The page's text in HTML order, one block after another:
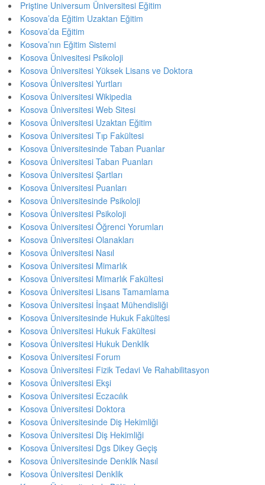
Priştine Universum Üniversitesi Eğitim
Kosova’da Eğitim Uzaktan Eğitim
Kosova’da Eğitim
Kosova’nın Eğitim Sistemi
Kosova Ünivesitesi Psikoloji
Kosova Üniversitesi Yüksek Lisans ve Doktora
Kosova Üniversitesi Yurtları
Kosova Üniversitesi Wikipedia
Kosova Üniversitesi Web Sitesi
Kosova Üniversitesi Uzaktan Eğitim
Kosova Üniversitesi Tıp Fakültesi
Kosova Üniversitesinde Taban Puanlar
Kosova Üniversitesi Taban Puanları
Kosova Üniversitesi Şartları
Kosova Üniversitesi Puanları
Kosova Üniversitesinde Psikoloji
Kosova Üniversitesi Psikoloji
Kosova Üniversitesi Öğrenci Yorumları
Kosova Üniversitesi Olanakları
Kosova Üniversitesi Nasıl
Kosova Üniversitesi Mimarlık
Kosova Üniversitesi Mimarlık Fakültesi
Kosova Üniversitesi Lisans Tamamlama
Kosova Üniversitesi İnşaat Mühendisliği
Kosova Üniversitesinde Hukuk Fakültesi
Kosova Üniversitesi Hukuk Fakültesi
Kosova Üniversitesi Hukuk Denklik
Kosova Üniversitesi Forum
Kosova Üniversitesi Fizik Tedavi Ve Rahabilitasyon
Kosova Üniversitesi Ekşi
Kosova Üniversitesi Eczacılık
Kosova Üniversitesi Doktora
Kosova Üniversitesinde Diş Hekimliği
Kosova Üniversitesi Diş Hekimliği
Kosova Üniversitesi Dgs Dikey Geçiş
Kosova Üniversitesinde Denklik Nasıl
Kosova Üniversitesi Denklik